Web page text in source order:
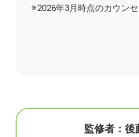
※2026年3月時点のカウン
監修者： 後